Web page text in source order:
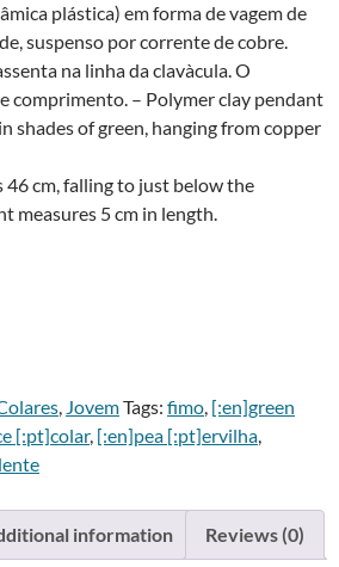
plástica) em forma de vagem de
suspenso por corrente de cobre.
na linha da clavà­cula. O
comprimento. – Polymer clay pendant
shades of green, hanging from copper
46 cm, falling to just below the
measures 5 cm in length.
, JovemTags: fimo, [:en]green
[:pt]colar, [:en]pea [:pt]ervilha,
information Reviews (0)